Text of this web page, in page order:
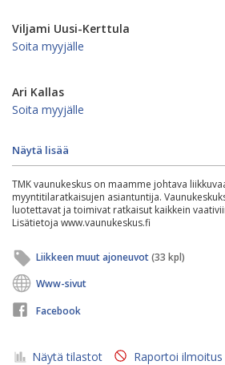
Viljami Uusi-Kerttula
Soita myyjälle
Ari Kallas
Soita myyjälle
Näytä lisää
TMK vaunukeskus on maamme johtava
myyntitilaratkaisujen asiantuntija.
luotettavat ja toimivat ratkaisut kaikkein
Lisätietoja www.vaunukeskus.fi
Liikkeen muut ajoneuvot(33 kpl)
Www-sivut
Facebook
Näytä tilastot Raportoi ilmoitus